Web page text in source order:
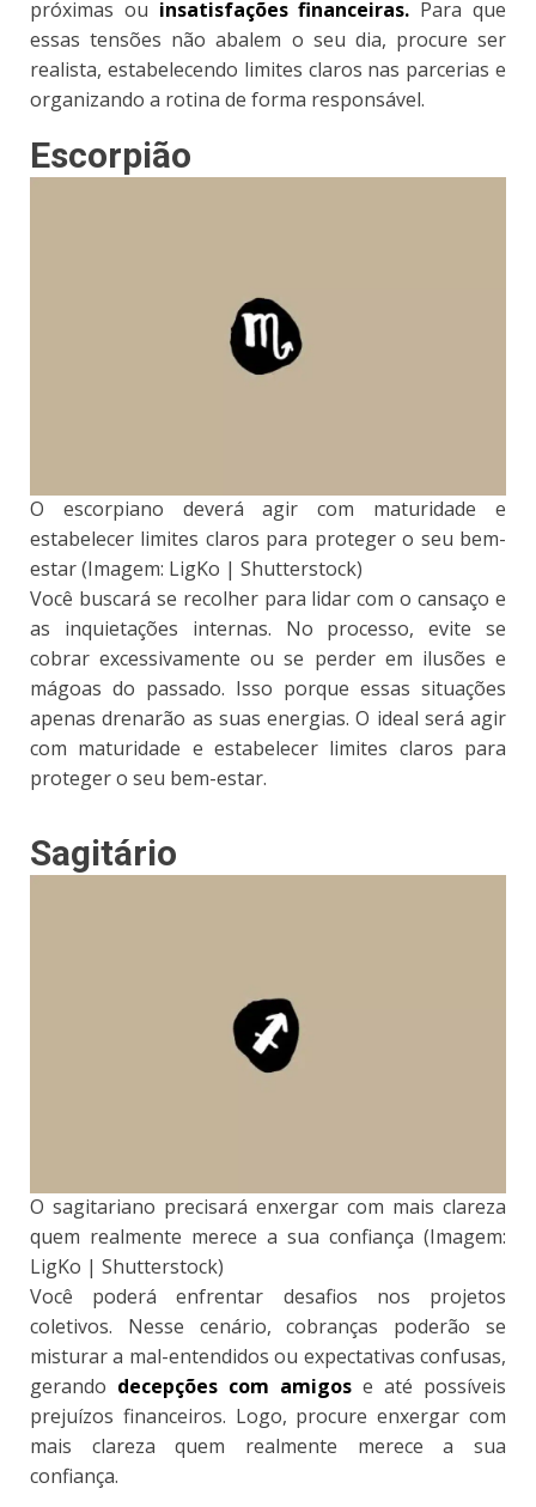
próximas ou insatisfações financeiras. Para que
essas tensões não abalem o seu dia, procure ser
realista, estabelecendo limites claros nas parcerias e
organizando a rotina de forma responsável.
Escorpião
O escorpiano deverá agir com maturidade e
estabelecer limites claros para proteger o seu bem-
estar (Imagem: LigKo | Shutterstock)
Você buscará se recolher para lidar com o cansaço e
as inquietações internas. No processo, evite se
cobrar excessivamente ou se perder em ilusões e
mágoas do passado. Isso porque essas situações
apenas drenarão as suas energias. O ideal será agir
com maturidade e estabelecer limites claros para
proteger o seu bem-estar.
Sagitário
O sagitariano precisará enxergar com mais clareza
quem realmente merece a sua confiança (Imagem:
LigKo | Shutterstock)
Você poderá enfrentar desafios nos projetos
coletivos. Nesse cenário, cobranças poderão se
misturar a mal-entendidos ou expectativas confusas,
gerando decepções com amigos e até possíveis
prejuízos financeiros. Logo, procure enxergar com
mais clareza quem realmente merece a sua
confiança.